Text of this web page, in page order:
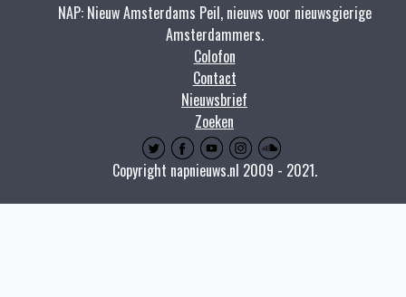
NAP: Nieuw Amsterdams Peil, nieuws voor nieuwsgierige
Amsterdammers.
Colofon
Contact
Nieuwsbrief
Zoeken
Copyright napnieuws.nl 2009 - 2021.